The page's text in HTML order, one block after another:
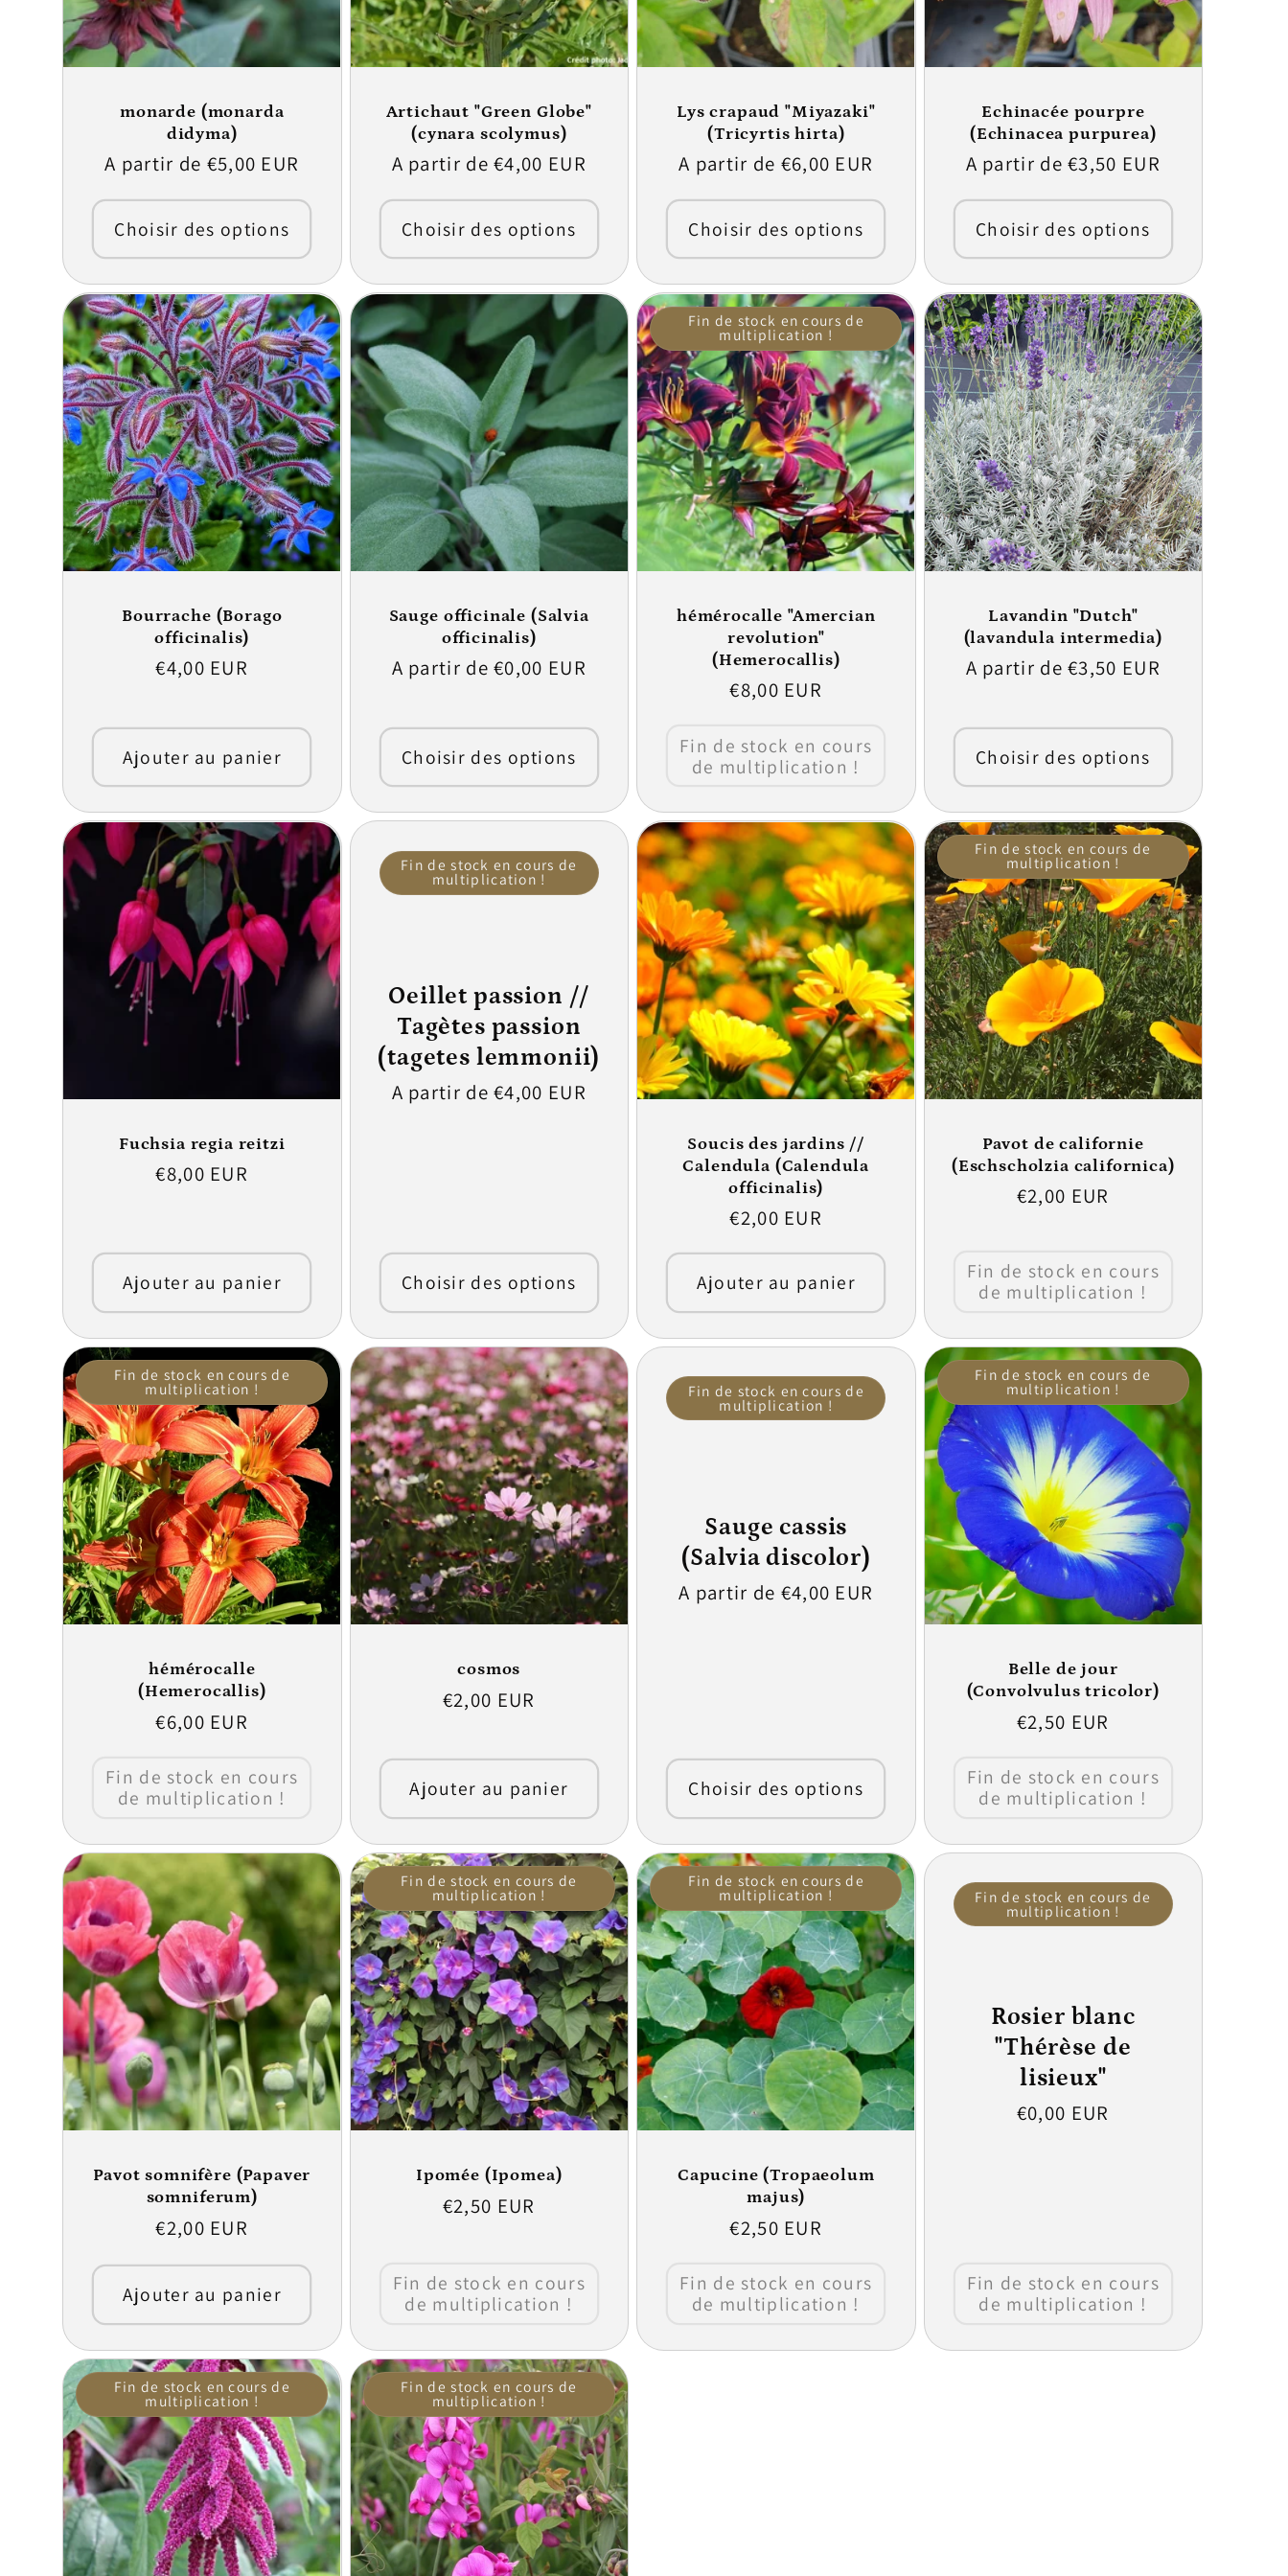
o
monarde (monarda
didyma)
Prix
A partir de €5,00 EUR
Choisir des options
Artichaut "Green Globe"
(cynara scolymus)
Prix
A partir de €4,00 EUR
Choisir des options
Lys crapaud "Miyazaki"
(Tricyrtis hirta)
Prix
A partir de €6,00 EUR
Choisir des options
Echinacée pourpre
(Echinacea purpurea)
Prix
A partir de €3,50 EUR
Choisir des options
Bourrache (Borago
officinalis)
Prix
€4,00 EUR
Ajouter au panier
Sauge officinale (Salvia
officinalis)
Prix
A partir de €0,00 EUR
Choisir des options
Fin de stock en cours de
multiplication !
hémérocalle "Amercian
revolution"
(Hemerocallis)
Prix
€8,00 EUR
Fin de stock en cours
de multiplication !
Lavandin "Dutch"
(lavandula intermedia)
Prix
A partir de €3,50 EUR
Choisir des options
Fuchsia regia reitzi
Prix
€8,00 EUR
Ajouter au panier
Oeillet passion //
Tagètes passion
(tagetes lemmonii)
Prix
A partir de €4,00 EUR
Choisir des options
Fin de stock en cours de
multiplication !
Soucis des jardins //
Calendula (Calendula
officinalis)
Prix
€2,00 EUR
Ajouter au panier
Fin de stock en cours de
multiplication !
Pavot de californie
(Eschscholzia californica)
Prix
€2,00 EUR
Fin de stock en cours
de multiplication !
Fin de stock en cours de
multiplication !
hémérocalle
(Hemerocallis)
Prix
€6,00 EUR
Fin de stock en cours
de multiplication !
cosmos
Prix
€2,00 EUR
Ajouter au panier
Sauge cassis
(Salvia discolor)
Prix
A partir de €4,00 EUR
Choisir des options
Fin de stock en cours de
multiplication !
Fin de stock en cours de
multiplication !
Belle de jour
(Convolvulus tricolor)
Prix
€2,50 EUR
Fin de stock en cours
de multiplication !
Pavot somnifère (Papaver
somniferum)
Prix
€2,00 EUR
Ajouter au panier
Fin de stock en cours de
multiplication !
Ipomée (Ipomea)
Prix
€2,50 EUR
Fin de stock en cours
de multiplication !
Fin de stock en cours de
multiplication !
Capucine (Tropaeolum
majus)
Prix
€2,50 EUR
Fin de stock en cours
de multiplication !
Rosier blanc
"Thérèse de
lisieux"
Prix
€0,00 EUR
Fin de stock en cours
de multiplication !
Fin de stock en cours de
multiplication !
Fin de stock en cours de
multiplication !
Fin de stock en cours de
multiplication !